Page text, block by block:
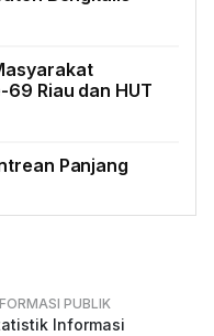
Riau dan HUT
Panjang
PUBLIK
Informasi